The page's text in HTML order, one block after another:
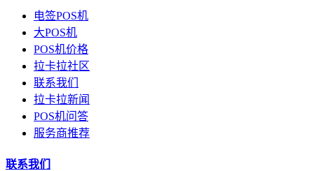
电签POS机
大POS机
POS机价格
拉卡拉社区
联系我们
拉卡拉新闻
POS机问答
服务商推荐
联系我们